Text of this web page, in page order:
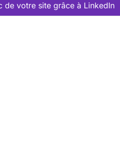
votre site grâce à LinkedIn